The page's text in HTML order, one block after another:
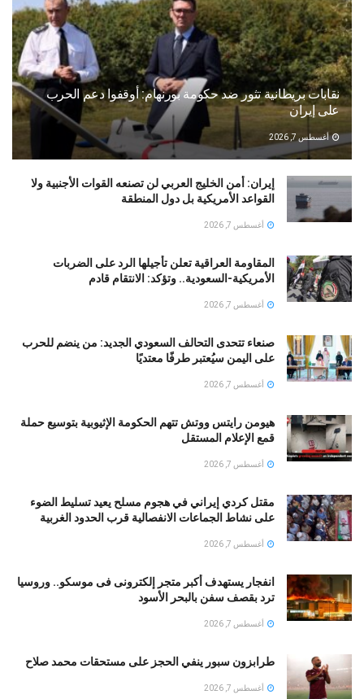
نقابات بريطانية تثور ضد حكومة بورنهام: أوقفوا دعم الحرب
على إيران
أغسطس 7, 2026
إيران: أمن الخليج العربي لن تصنعه القوات الأجنبية ولا
القواعد الأمريكية بل دول المنطقة
أغسطس 7, 2026
المقاومة العراقية تعلن تأجيلها الرد على الضربات
الأمريكية-السعودية.. وتؤكد: الانتقام قادم
أغسطس 7, 2026
صنعاء تتحدى التحالف السعودي الجديد: من ينضم للحرب
على اليمن سيُعتبر طرفًا معتديًا
أغسطس 7, 2026
هيومن رايتس ووتش تتهم الحكومة الإثيوبية بتوسيع حملة
قمع الإعلام المستقل
أغسطس 7, 2026
مقتل كردي إيراني في هجوم مسلح يعيد تسليط الضوء
على نشاط الجماعات الانفصالية قرب الحدود الغربية
أغسطس 7, 2026
انفجار يستهدف أكبر متجر إلكترونى فى موسكو.. وروسيا
ترد بقصف سفن بالبحر الأسود
أغسطس 7, 2026
طرابزون سبور ينفي الحجز على مستحقات محمد صلاح
أغسطس 7, 2026